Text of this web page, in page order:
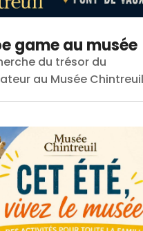
game au musée
du trésor du
au Musée Chintreuil